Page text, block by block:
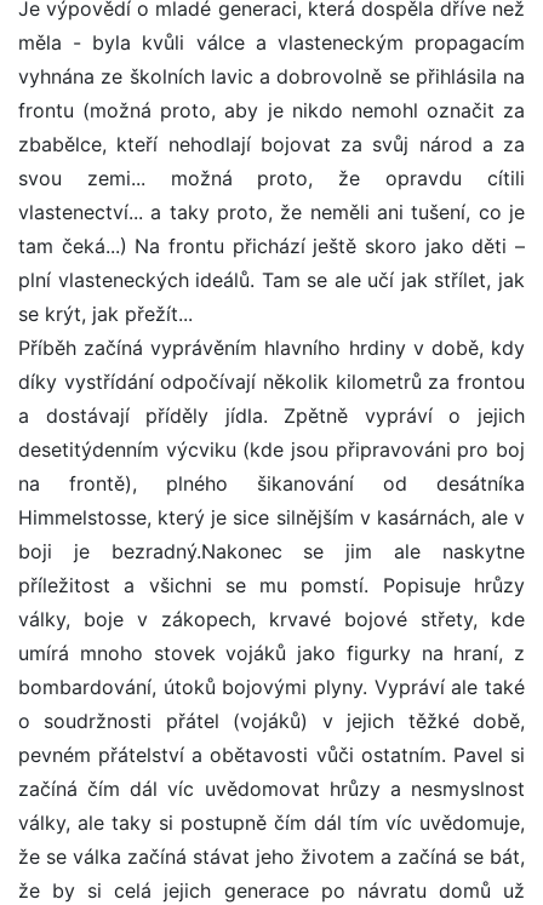
Je výpovědí o mladé generaci, která dospěla dříve než
měla - byla kvůli válce a vlasteneckým propagacím
vyhnána ze školních lavic a dobrovolně se přihlásila na
frontu (možná proto, aby je nikdo nemohl označit za
zbabělce, kteří nehodlají bojovat za svůj národ a za
svou zemi... možná proto, že opravdu cítili
vlastenectví... a taky proto, že neměli ani tušení, co je
tam čeká...) Na frontu přichází ještě skoro jako děti –
plní vlasteneckých ideálů. Tam se ale učí jak střílet, jak
se krýt, jak přežít...
Příběh začíná vyprávěním hlavního hrdiny v době, kdy
díky vystřídání odpočívají několik kilometrů za frontou
a dostávají příděly jídla. Zpětně vypráví o jejich
desetitýdenním výcviku (kde jsou připravováni pro boj
na frontě), plného šikanování od desátníka
Himmelstosse, který je sice silnějším v kasárnách, ale v
boji je bezradný.Nakonec se jim ale naskytne
příležitost a všichni se mu pomstí. Popisuje hrůzy
války, boje v zákopech, krvavé bojové střety, kde
umírá mnoho stovek vojáků jako figurky na hraní, z
bombardování, útoků bojovými plyny. Vypráví ale také
o soudržnosti přátel (vojáků) v jejich těžké době,
pevném přátelství a obětavosti vůči ostatním. Pavel si
začíná čím dál víc uvědomovat hrůzy a nesmyslnost
války, ale taky si postupně čím dál tím víc uvědomuje,
že se válka začíná stávat jeho životem a začíná se bát,
že by si celá jejich generace po návratu domů už